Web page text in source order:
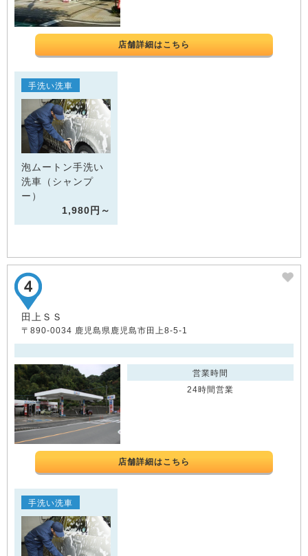
店舗詳細はこちら
手洗い洗車
泡ムートン手洗い
洗車（シャンプ
ー）
1,980円～
田上ＳＳ
〒890-0034 鹿児島県鹿児島市田上8-5-1
営業時間
24時間営業
店舗詳細はこちら
手洗い洗車